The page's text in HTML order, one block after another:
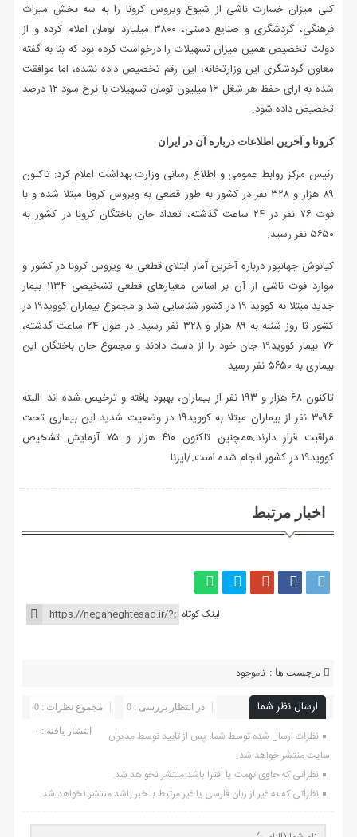
کلی میزان خسارت ناشی از شیوع ویروس کرونا را به سه بخش میراث
فرهنگی، گردشگری و صنایع دستی، ۳۸۰۰ میلیارد تومان اعلام کرده و از
دولت تخصیص همین میزان تسهیلات را درخواست کرده بود که بنا به گفته
معاون گردشگری این وزارتخانه، این رقم تخصیص داده نشده، اما موافقت
شده به ازای حفظ هر شغل ۱۶ میلیون تومان تسهیلات با نرخ سود ۱۲ درصد
تخصیص داده شود.
کرونا و آخرین اطلاعات درباره آن در ایران
رئیس مرکز روابط عمومی و اطلاع رسانی وزارت بهداشت اعلام کرد: تاکنون
۸۹ هزار و ۳۲۸ نفر در کشور به طور قطعی به ویروس کرونا مبتلا شده و با
فوت ۷۶ نفر در ۲۴ ساعت گذشته، تعداد جان باختگان کرونا در کشور به
۵۶۵۰ نفر رسید.
کیانوش جهانپور درباره آخرین آمار ابتلای قطعی به ویروس کرونا در کشور و
موارد فوت ناشی از آن بر اساس معیارهای قطعی تشخیصی ۱۱۳۴ بیمار
جدید مبتلا به کووید-۱۹ در کشور شناسایی شد و مجموع بیماران کووید۱۹ در
کشور تا روز شنبه به ۸۹ هزار و ۳۲۸ نفر رسید. در طول ۲۴ ساعت گذشته،
۷۶ بیمار کووید۱۹ جان خود را از دست دادند و مجموع جان باختگان این
بیماری به ۵۶۵۰ نفر رسید.
تاکنون ۶۸ هزار و ۱۹۳ نفر از بیماران، بهبود یافته و ترخیص شده اند. البته
۳۰۹۶ نفر از بیماران مبتلا به کووید۱۹ در وضعیت شدید این بیماری تحت
مراقبت قرار دارند.همچنین تاکنون ۴۱۰ هزار و ۷۵ آزمایش تشخیص
کووید۱۹ در کشور انجام شده است./ایرنا
اخبار مرتبط
لینک کوتاه
برچسب ها : ناموجود
ارسال نظر شما مجموع نظرات : 0 در انتظار بررسی : 0
انتشار یافته : ۰
نظرات ارسال شده توسط شما، پس از تایید توسط مدیران
سایت منتشر خواهد شد.
نظراتی که حاوی تهمت یا افترا باشد منتشر نخواهد شد.
نظراتی که به غیر از زبان فارسی یا غیر مرتبط با خبر باشد منتشر نخواهد شد.